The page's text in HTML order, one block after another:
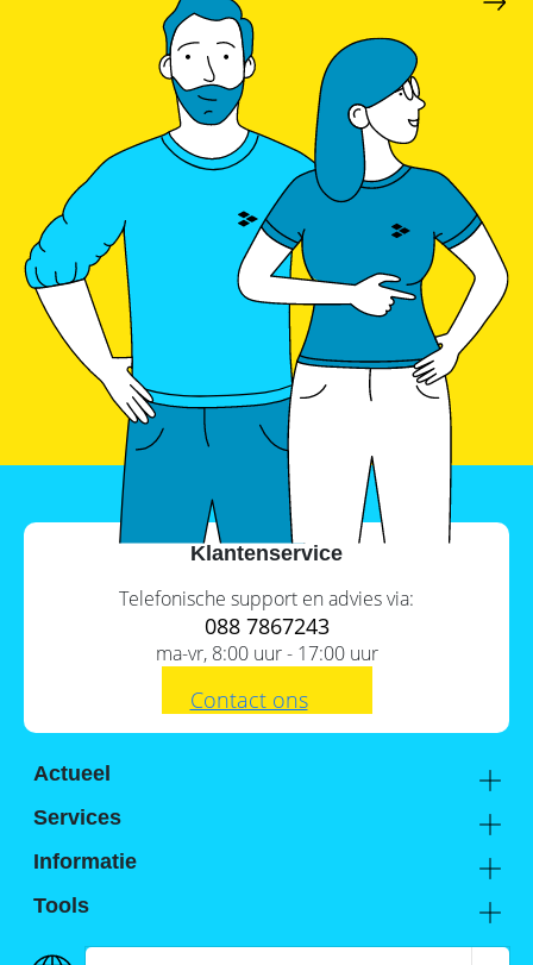
Klantenservice
Telefonische support en advies via:
088 7867243
ma-vr, 8:00 uur - 17:00 uur
Contact ons
Actueel
Academy
Support
FAQ
Services
Distributie
Informatie
Over ons
Tools